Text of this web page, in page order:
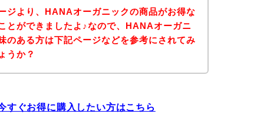
ジより、HANAオーガニックの商品がお得な
とができましたよ♪なので、HANAオーガニ
のある方は下記ページなどを参考にされてみ
うか？
すぐお得に購入したい方はこちら